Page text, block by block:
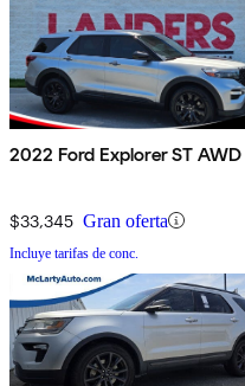
2022 Ford Explorer ST AWD
$33,345 Gran oferta
Incluye tarifas de conc.